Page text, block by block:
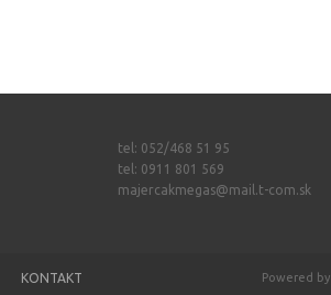
tel: 052/468 51 95
tel: 0911 801 569
majercakmegas@mail.t-com.sk
KONTAKT Powered by